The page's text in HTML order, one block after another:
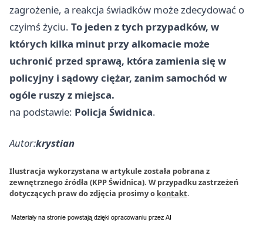
zagrożenie, a reakcja świadków może zdecydować o
czyimś życiu. To jeden z tych przypadków, w
których kilka minut przy alkomacie może
uchronić przed sprawą, która zamienia się w
policyjny i sądowy ciężar, zanim samochód w
ogóle ruszy z miejsca.
na podstawie: Policja Świdnica.
Autor:krystian
Ilustracja wykorzystana w artykule została pobrana z
zewnętrznego źródła (KPP Świdnica). W przypadku zastrzeżeń
dotyczących praw do zdjęcia prosimy o kontakt.